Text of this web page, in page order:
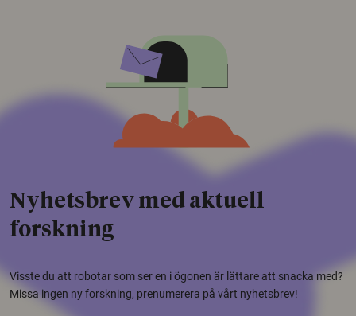
Nyhetsbrev med aktuell
forskning
Visste du att robotar som ser en i ögonen är lättare att snacka med?
Missa ingen ny forskning, prenumerera på vårt nyhetsbrev!